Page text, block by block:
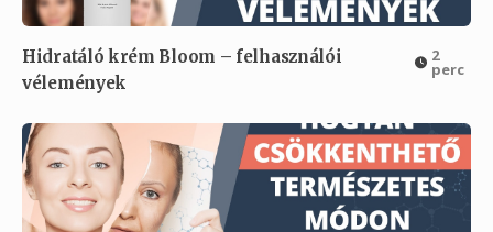
Hidratáló krém Bloom – felhasználói
vélemények
2
perc